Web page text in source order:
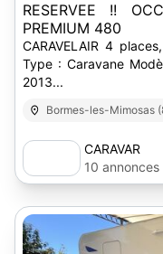
RESERVEE !!
PREMIUM 480
CARAVELAIR 4
Type : Caravane
2013...
Bormes-les-Mimosas
CARAVAR
10 annonces